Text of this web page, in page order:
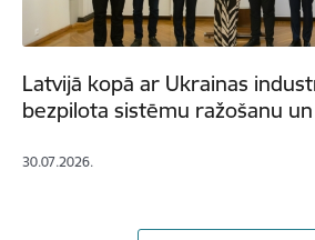
Latvijā kopā ar Ukrainas
bezpilota sistēmu ražošanu
30.07.2026.